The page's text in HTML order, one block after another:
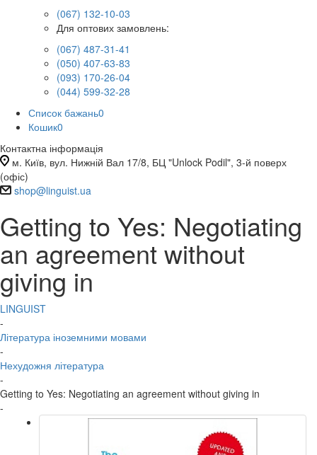
(067) 132-10-03
Для оптових замовлень:
(067) 487-31-41
(050) 407-63-83
(093) 170-26-04
(044) 599-32-28
Список бажань0
Кошик0
Контактна інформація
м. Київ, вул. Нижній Вал 17/8, БЦ "Unlock Podil", 3-й поверх
(офіс)
shop@linguist.ua
Getting to Yes: Negotiating
an agreement without
giving in
LINGUIST
-
Література іноземними мовами
-
Нехудожня література
-
Getting to Yes: Negotiating an agreement without giving in
-